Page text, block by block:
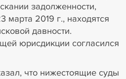
задолженности,
марта 2019 г., находятся
давности.
юрисдикции согласился
что нижестоящие суды